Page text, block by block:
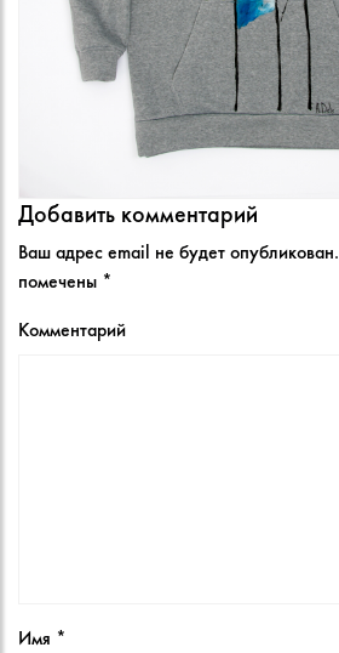
Добавить комментарий
Ваш адрес email не будет опубликован.
помечены *
Комментарий
Имя *